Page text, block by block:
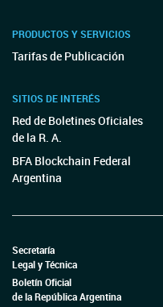
PRODUCTOS Y SERVICIOS
Tarifas de Publicación
SITIOS DE INTERÉS
Red de Boletines Oficiales
de la R. A.
BFA Blockchain Federal
Argentina
Secretaría
Legal y Técnica
Boletín Oficial
de la República Argentina